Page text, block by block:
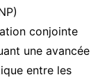
conjointe
une avancée
entre les